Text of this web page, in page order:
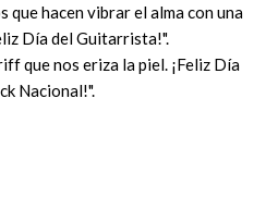
que hacen vibrar el alma con una
Día del Guitarrista!".
que nos eriza la piel. ¡Feliz Día
Nacional!".